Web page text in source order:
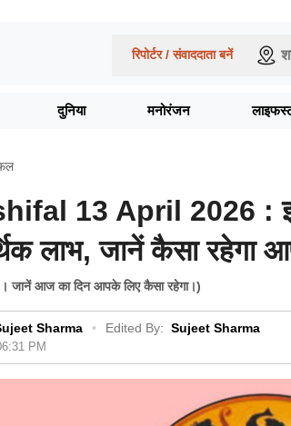
रिपोर्टर / संवाददाता बनें
दुनिया मनोरंजन
13 April 2026 : इन
लाभ, जानें कैसा रहेगा
। जानें आज का दिन आपके लिए कैसा रहेगा।)
Sharma • Edited By: Sujeet Sharma
PM